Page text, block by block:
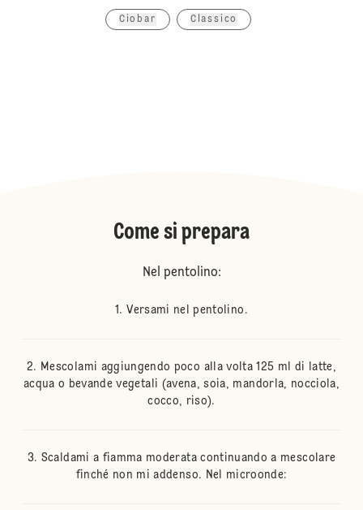
Ciobar Classico
Come si prepara
Nel pentolino:
Versami nel pentolino.
Mescolami aggiungendo poco alla volta 125 ml di latte,
acqua o bevande vegetali (avena, soia, mandorla, nocciola,
cocco, riso).
Scaldami a fiamma moderata continuando a mescolare
finché non mi addenso. Nel microonde: